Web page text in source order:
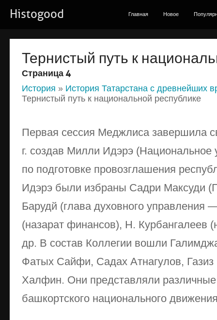
Histogood Главная Новое
Тернистый путь к
Страница 4
История » История Татарстана с древнейших
Тернистый путь к национальной республике
Первая сессия Меджлиса завершила
г. создав Милли Идэрэ (Национальное
по подготовке провозглашения
Идэрэ были избраны Садри Максуди
Барудй (глава духовного
(назарат финансов), Н. Курбангалеев
др. В состав Коллегии вошли
Фатых Сайфи, Садах Атнагулов,
Халфин. Они представляли различные
башкортского национального